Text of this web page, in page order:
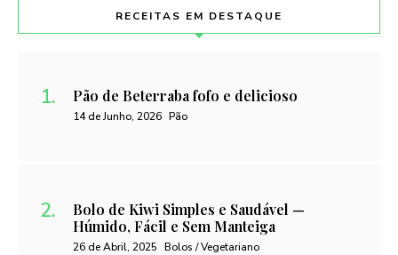
RECEITAS EM DESTAQUE
Pão de Beterraba fofo e delicioso
14 de Junho, 2026 Pão
Bolo de Kiwi Simples e Saudável —
Húmido, Fácil e Sem Manteiga
26 de Abril, 2025 Bolos / Vegetariano